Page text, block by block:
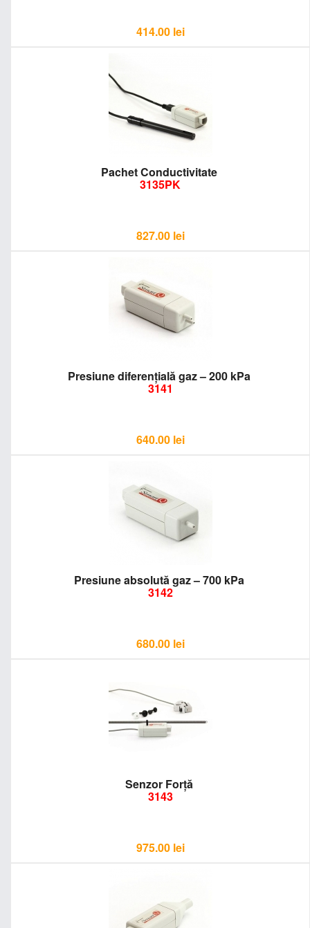
414.00 lei
Pachet Conductivitate
3135PK
827.00 lei
Presiune diferențială gaz – 200 kPa
3141
640.00 lei
Presiune absolută gaz – 700 kPa
3142
680.00 lei
Senzor Forță
3143
975.00 lei